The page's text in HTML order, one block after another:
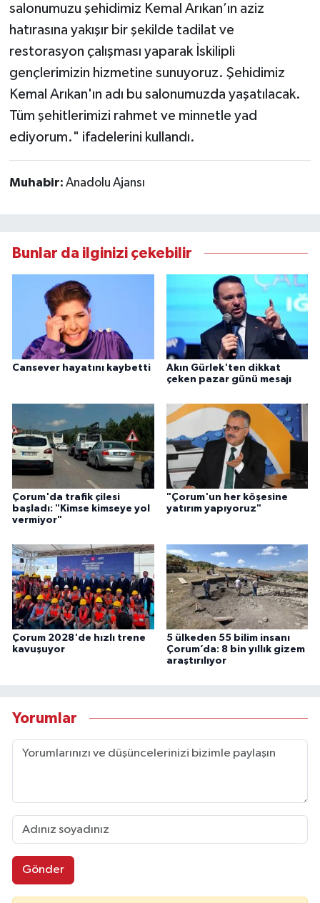
salonumuzu şehidimiz Kemal Arıkan’ın aziz
hatırasına yakışır bir şekilde tadilat ve
restorasyon çalışması yaparak İskilipli
gençlerimizin hizmetine sunuyoruz. Şehidimiz
Kemal Arıkan'ın adı bu salonumuzda yaşatılacak.
Tüm şehitlerimizi rahmet ve minnetle yad
ediyorum." ifadelerini kullandı.
Muhabir: Anadolu Ajansı
Bunlar da ilginizi çekebilir
Cansever hayatını kaybetti
Akın Gürlek'ten dikkat
çeken pazar günü mesajı
Çorum'da trafik çilesi
başladı: "Kimse kimseye yol
vermiyor"
"Çorum'un her köşesine
yatırım yapıyoruz"
Çorum 2028'de hızlı trene
kavuşuyor
5 ülkeden 55 bilim insanı
Çorum’da: 8 bin yıllık gizem
araştırılıyor
Yorumlar
Gönder